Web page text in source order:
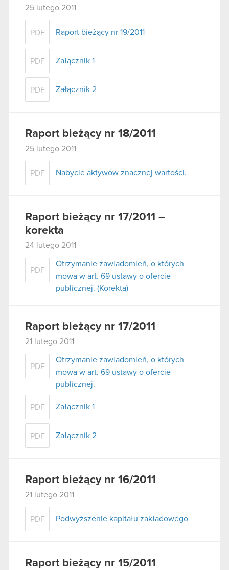
25 lutego 2011
PDF Raport bieżący nr 19/2011
PDF Załącznik 1
PDF Załącznik 2
Raport bieżący nr 18/2011
25 lutego 2011
PDF Nabycie aktywów znacznej wartości.
Raport bieżący nr 17/2011 –
korekta
24 lutego 2011
PDF
Otrzymanie zawiadomień, o których
mowa w art. 69 ustawy o ofercie
publicznej. (Korekta)
Raport bieżący nr 17/2011
21 lutego 2011
PDF
Otrzymanie zawiadomień, o których
mowa w art. 69 ustawy o ofercie
publicznej.
PDF Załącznik 1
PDF Załącznik 2
Raport bieżący nr 16/2011
21 lutego 2011
PDF Podwyższenie kapitału zakładowego
Raport bieżący nr 15/2011